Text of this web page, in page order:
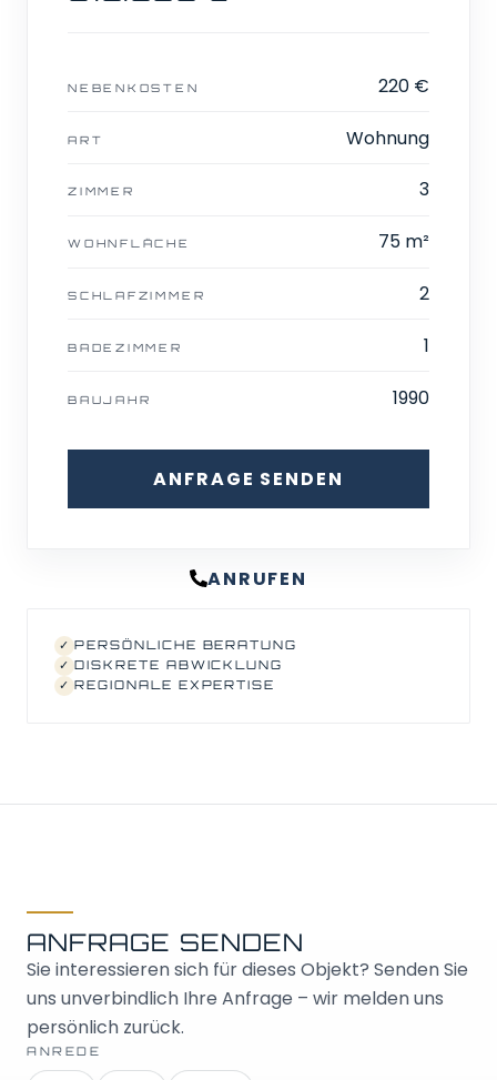
NEBENKOSTEN 220 €
ART Wohnung
ZIMMER 3
WOHNFLÄCHE 75 m²
SCHLAFZIMMER 2
BADEZIMMER 1
BAUJAHR 1990
ANFRAGE SENDEN
ANRUFEN
✓ PERSÖNLICHE BERATUNG
✓ DISKRETE ABWICKLUNG
✓ REGIONALE EXPERTISE
ANFRAGE SENDEN
Sie interessieren sich für dieses Objekt? Senden Sie
uns unverbindlich Ihre Anfrage – wir melden uns
persönlich zurück.
ANREDE